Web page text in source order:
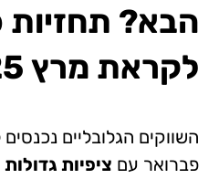
הבא? תחזיות
לקראת מרץ 2025
השווקים הגלובליים
פברואר עם ציפיות